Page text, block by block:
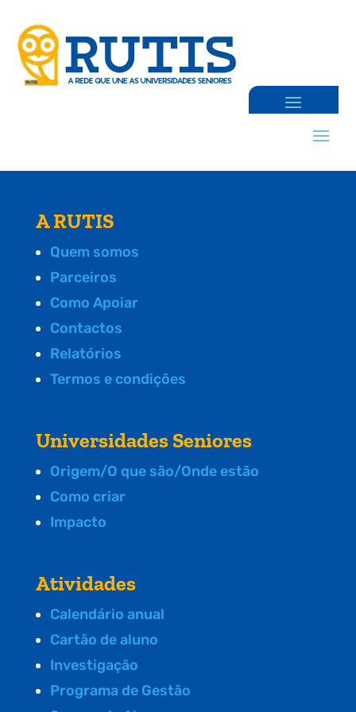
A RUTIS
Quem somos
Parceiros
Como Apoiar
Contactos
Relatórios
Termos e condições
Universidades Seniores
Origem/O que são/Onde estão
Como criar
Impacto
Atividades
Calendário anual
Cartão de aluno
Investigação
Programa de Gestão